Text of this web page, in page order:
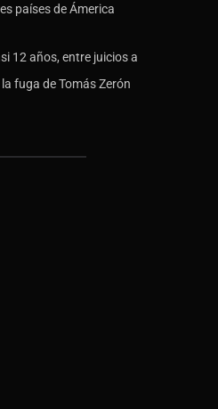
países de Ámerica
12 años, entre juicios a
fuga de Tomás Zerón